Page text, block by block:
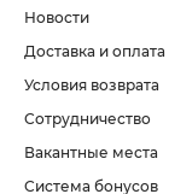
Новости
Доставка и оплата
Условия возврата
Сотрудничество
Вакантные места
Система бонусов